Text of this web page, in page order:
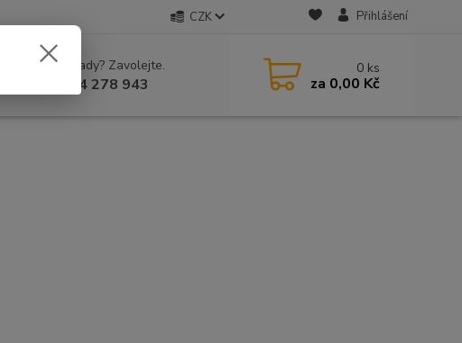
CZK Přihlášení
Nevíte si rady? Zavolejte.
+420 604 278 943
0 ks
za 0,00 Kč